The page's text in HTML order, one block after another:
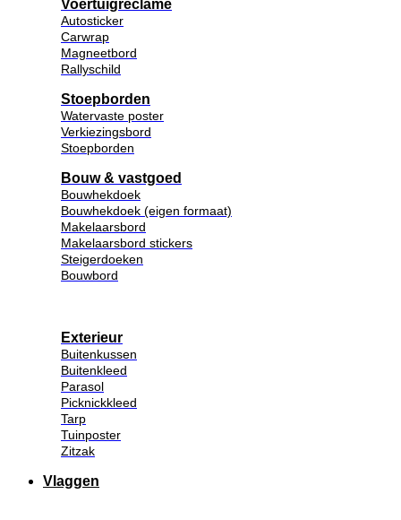
Voertuigreclame
Autosticker
Carwrap
Magneetbord
Rallyschild
Stoepborden
Watervaste poster
Verkiezingsbord
Stoepborden
Bouw & vastgoed
Bouwhekdoek
Bouwhekdoek (eigen formaat)
Makelaarsbord
Makelaarsbord stickers
Steigerdoeken
Bouwbord
Exterieur
Buitenkussen
Buitenkleed
Parasol
Picknickkleed
Tarp
Tuinposter
Zitzak
Vlaggen